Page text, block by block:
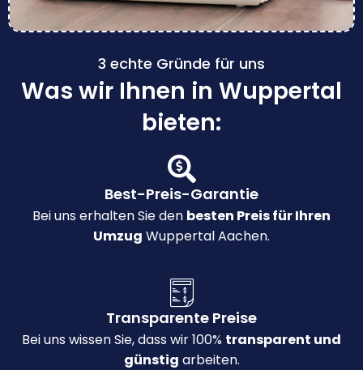
3 echte Gründe für uns
Was wir Ihnen in Wuppertal
bieten:
Best-Preis-Garantie
Bei uns erhalten Sie den besten Preis für Ihren
Umzug Wuppertal Aachen.
Transparente Preise
Bei uns wissen Sie, dass wir 100% transparent und
günstig arbeiten.